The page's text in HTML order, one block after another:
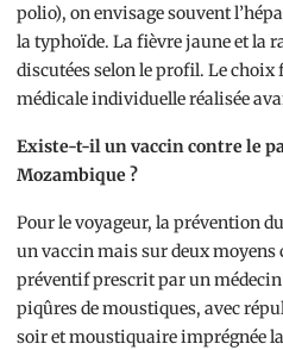
polio), on envisage souvent
la typhoïde. La fièvre jaune et la
discutées selon le profil. Le choix
médicale individuelle réalisée
Existe-t-il un vaccin contre le
Mozambique ?
Pour le voyageur, la prévention
un vaccin mais sur deux
préventif prescrit par un
piqûres de moustiques, avec
soir et moustiquaire imprégnée